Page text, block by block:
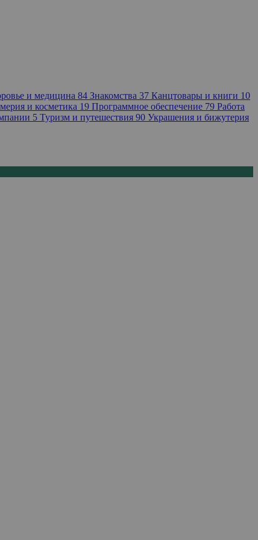
и медицина 84 Знакомства 37 Канцтовары и книги 10
и косметика 19 Программное обеспечение 79 Работа
5 Туризм и путешествия 90 Украшения и бижутерия